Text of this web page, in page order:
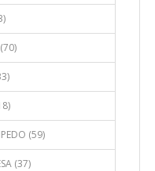
(59)
(37)